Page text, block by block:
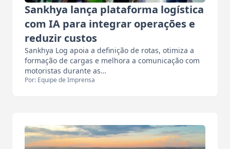
Sankhya lança plataforma logística
com IA para integrar operações e
reduzir custos
Sankhya Log apoia a definição de rotas, otimiza a
formação de cargas e melhora a comunicação com
motoristas durante as…
Por: Equipe de Imprensa